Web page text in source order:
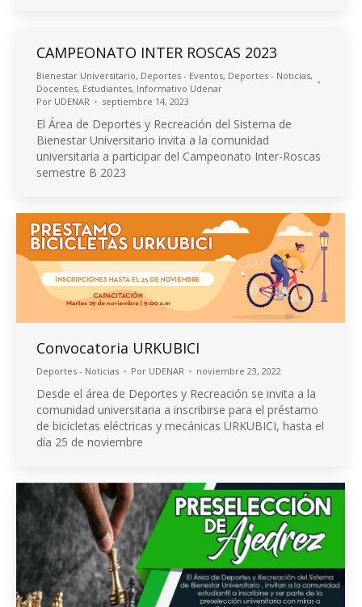
CAMPEONATO INTER ROSCAS 2023
Bienestar Universitario, Deportes - Eventos, Deportes - Noticias,
Docentes, Estudiantes, Informativo Udenar
Por UDENAR septiembre 14, 2023
El Área de Deportes y Recreación del Sistema de
Bienestar Universitario invita a la comunidad
universitaria a participar del Campeonato Inter-Roscas
semestre B 2023
Convocatoria URKUBICI
Deportes - Noticias Por UDENAR noviembre 23, 2022
Desde el área de Deportes y Recreación se invita a la
comunidad universitaria a inscribirse para el préstamo
de bicicletas eléctricas y mecánicas URKUBICI, hasta el
día 25 de noviembre